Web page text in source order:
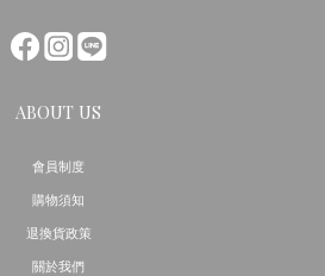
ABOUT US
會員制度
購物須知
退換貨政策
關於我們